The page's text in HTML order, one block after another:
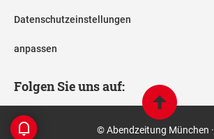
Datenschutzeinstellungen
anpassen
Folgen Sie uns auf:
© Abendzeitung München ·